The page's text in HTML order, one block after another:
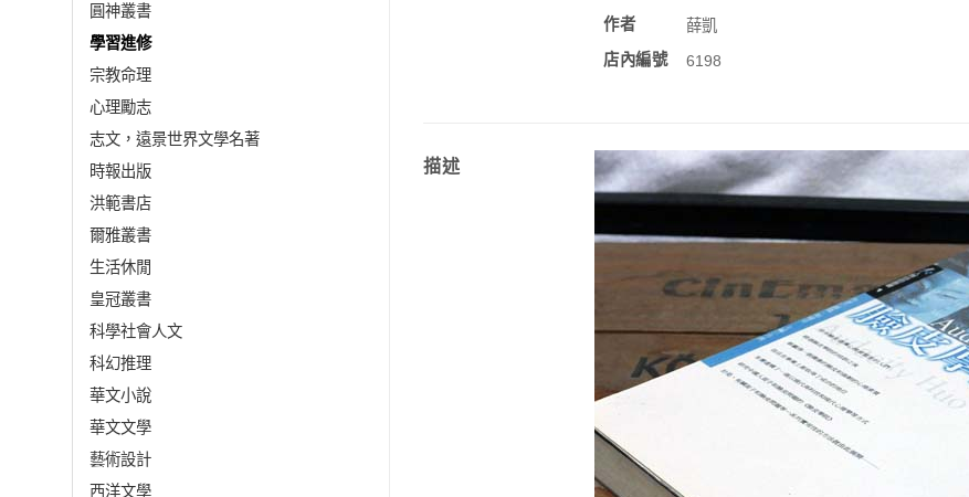
圓神叢書
學習進修
宗教命理
心理勵志
志文，遠景世界文學名著
時報出版
洪範書店
爾雅叢書
生活休閒
皇冠叢書
科學社會人文
科幻推理
華文小說
華文文學
藝術設計
西洋文學
作者
薛凱
店內編號
6198
描述